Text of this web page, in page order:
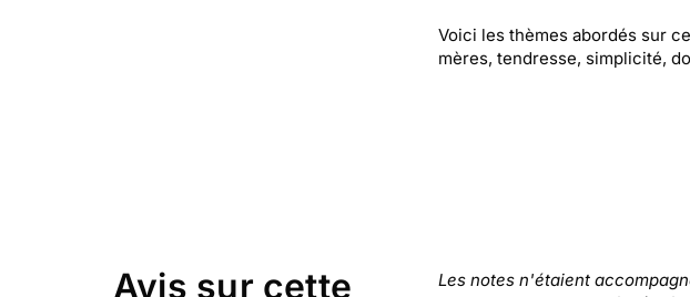
Voici les thèmes abordés sur
mères, tendresse, simplicité,
Avis sur cette
Les notes n'étaient